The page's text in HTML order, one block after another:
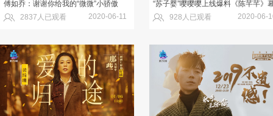
傅如乔：谢谢你给我的“微微”小骄傲
2837人已观看
2020-06-11
“苏子婴”嘤嘤嘤上线爆料《陈芊芊》
928人已观看
2020-06-